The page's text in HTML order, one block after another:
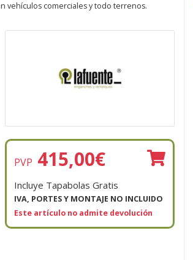
vehículos comerciales y todo terrenos.
PVP 415,00€
Incluye Tapabolas Gratis
IVA, PORTES Y MONTAJE NO INCLUIDO
Este artículo no admite devolución